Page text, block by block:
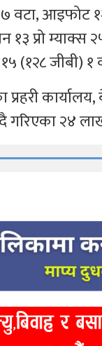
वटा, आइफोट
प्रो म्याक्स
(१२८ जीबी) १
गरिएका २४